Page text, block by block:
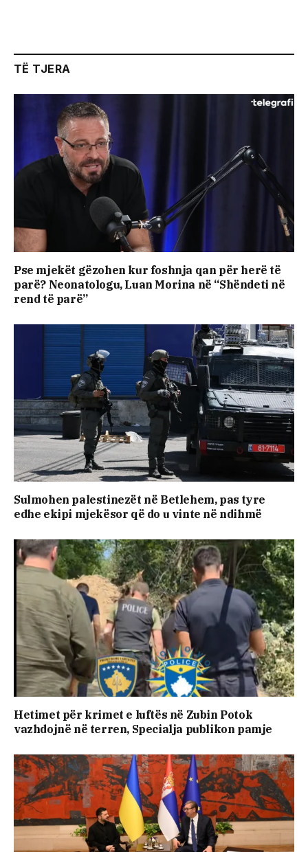
TË TJERA
Pse mjekët gëzohen kur foshnja qan për herë të
parë? Neonatologu, Luan Morina në “Shëndeti në
rend të parë”
Sulmohen palestinezët në Betlehem, pas tyre
edhe ekipi mjekësor që do u vinte në ndihmë
Hetimet për krimet e luftës në Zubin Potok
vazhdojnë në terren, Specialja publikon pamje